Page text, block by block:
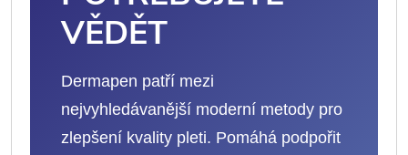
VĚDĚT
Dermapen patří mezi
nejvyhledávanější moderní metody pro
zlepšení kvality pleti. Pomáhá podpořit